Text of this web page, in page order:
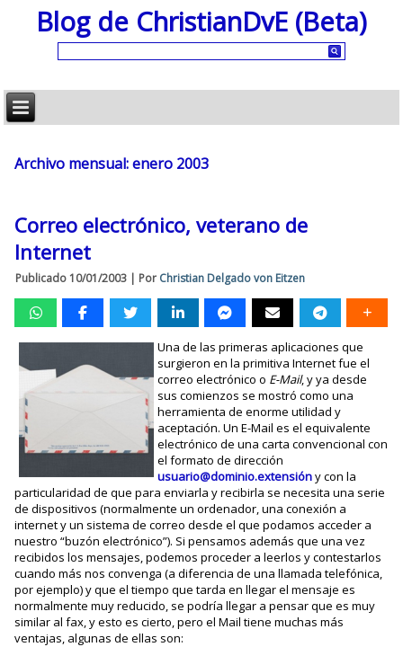
Blog de ChristianDvE (Beta)
Archivo mensual:enero 2003
Correo electrónico, veterano de
Internet
Publicado 10/01/2003 | Por Christian Delgado von Eitzen
Una de las primeras aplicaciones que
surgieron en la primitiva Internet fue el
correo electrónico o E-Mail, y ya desde
sus comienzos se mostró como una
herramienta de enorme utilidad y
aceptación. Un E-Mail es el equivalente
electrónico de una carta convencional con
el formato de dirección
usuario@dominio.extensióny con la
particularidad de que para enviarla y recibirla se necesita una serie
de dispositivos (normalmente un ordenador, una conexión a
internet y un sistema de correo desde el que podamos acceder a
nuestro “buzón electrónico”). Si pensamos además que una vez
recibidos los mensajes, podemos proceder a leerlos y contestarlos
cuando más nos convenga (a diferencia de una llamada telefónica,
por ejemplo) y que el tiempo que tarda en llegar el mensaje es
normalmente muy reducido, se podría llegar a pensar que es muy
similar al fax, y esto es cierto, pero el Mail tiene muchas más
ventajas, algunas de ellas son: